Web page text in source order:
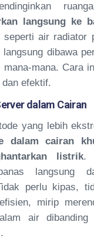
langsung ke
seperti air radiator
langsung dibawa
mana-mana. Cara
efektif.
dalam Cairan
yang lebih
dalam cairan
listrik.
langsung
perlu kipas,
mirip
air dibanding